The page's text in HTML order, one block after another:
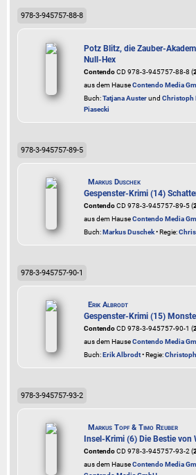
978-3-945757-88-8
Potz Blitz, die Zauber-
Null-Hex
ContendoCD 978-3-945757-88-8 (
aus dem HauseContendo Media
Buch:Tatjana Austerund Christoph
Piasecki
978-3-945757-89-5
Markus Duschek
Gespenster-Krimi (14)
ContendoCD 978-3-945757-89-5 (
aus dem HauseContendo Media
Buch:Markus Duschek• Regie:
978-3-945757-90-1
Erik Albrodt
Gespenster-Krimi (15)
ContendoCD 978-3-945757-90-1 (
aus dem HauseContendo Media
Buch:Erik Albrodt• Regie:
978-3-945757-93-2
Markus Topf & Timo Reuber
Insel-Krimi (6) Die Bestie von
ContendoCD 978-3-945757-93-2 (
aus dem HauseContendo Media